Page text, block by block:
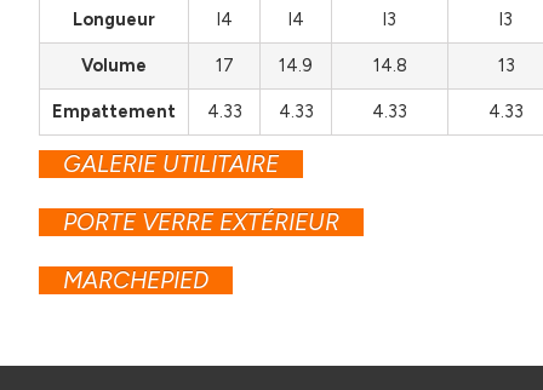
Longueur l4 l4 l3 l3
Volume 17 14.9 14.8 13
Empattement 4.33 4.33 4.33 4.33
GALERIE UTILITAIRE
PORTE VERRE EXTÉRIEUR
MARCHEPIED